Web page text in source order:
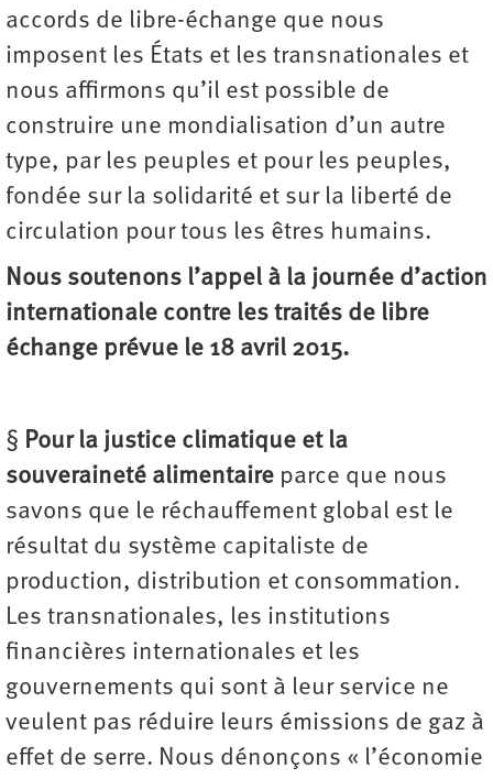
accords de libre-échange que nous
imposent les États et les transnationales et
nous affirmons qu’il est possible de
construire une mondialisation d’un autre
type, par les peuples et pour les peuples,
fondée sur la solidarité et sur la liberté de
circulation pour tous les êtres humains.
Nous soutenons l’appel à la journée d’action
internationale contre les traités de libre
échange prévue le 18 avril 2015.
§ Pour la justice climatique et la
souveraineté alimentaire parce que nous
savons que le réchauffement global est le
résultat du système capitaliste de
production, distribution et consommation.
Les transnationales, les institutions
financières internationales et les
gouvernements qui sont à leur service ne
veulent pas réduire leurs émissions de gaz à
effet de serre. Nous dénonçons « l’économie